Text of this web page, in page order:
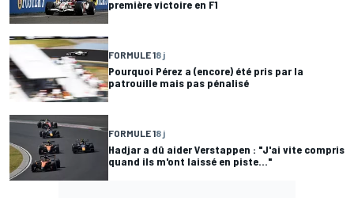
première victoire en F1
FORMULE 18 j
Pourquoi Pérez a (encore) été pris par la
patrouille mais pas pénalisé
FORMULE 18 j
Hadjar a dû aider Verstappen : "J'ai vite compris
quand ils m'ont laissé en piste..."